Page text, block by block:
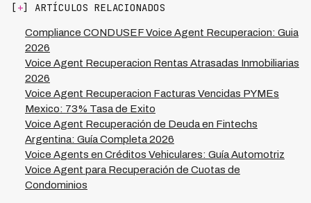
mejoras en tasa de recuperación de 30-50% generan
millones adicionales en cash flow. El ROI típico es 400-
600% en primer año.
[+] ARTÍCULOS RELACIONADOS
Compliance CONDUSEF Voice Agent Recuperacion: Guia
2026
Voice Agent Recuperacion Rentas Atrasadas Inmobiliarias
2026
Voice Agent Recuperacion Facturas Vencidas PYMEs
Mexico: 73% Tasa de Exito
Voice Agent Recuperación de Deuda en Fintechs
Argentina: Guía Completa 2026
Voice Agents en Créditos Vehiculares: Guía Automotriz
Voice Agent para Recuperación de Cuotas de
Condominios